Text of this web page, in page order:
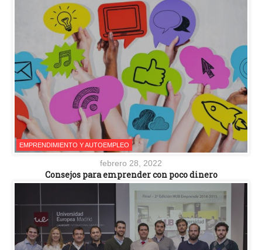
EMPRENDIMIENTO Y AUTOEMPLEO
febrero 28, 2022
Consejos para emprender con poco dinero